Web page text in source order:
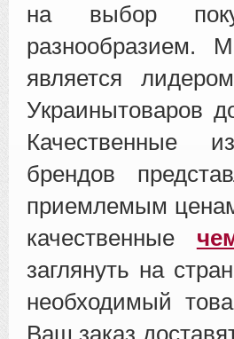
на выбор
разнообразием.
является
Украинытоваров
Качественные
брендов
приемлемым
качественные
заглянуть на
необходимый
Ваш заказ